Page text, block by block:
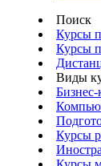
Поиск
Курсы
Курсы
Виды
Курсы